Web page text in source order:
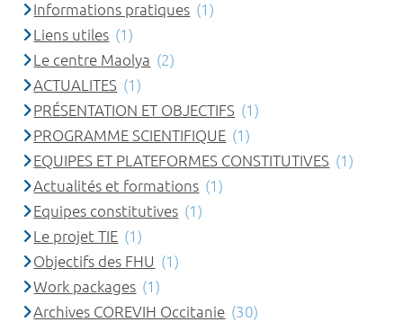
Informations pratiques (1)
Liens utiles (1)
Le centre Maolya (2)
ACTUALITES (1)
PRÉSENTATION ET OBJECTIFS (1)
PROGRAMME SCIENTIFIQUE (1)
EQUIPES ET PLATEFORMES CONSTITUTIVES (1)
Actualités et formations (1)
Equipes constitutives (1)
Le projet TIE (1)
Objectifs des FHU (1)
Work packages (1)
Archives COREVIH Occitanie (30)